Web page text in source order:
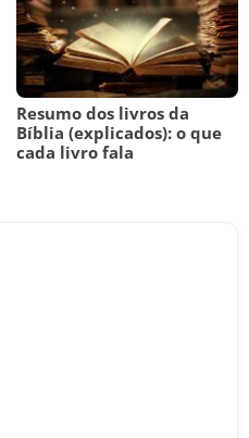
Resumo dos livros da
Bíblia (explicados): o que
cada livro fala